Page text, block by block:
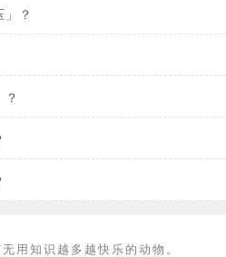
？
用知识越多越快乐的动物。